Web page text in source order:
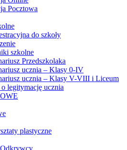
Pocztowa
do szkoły
szkolne
Przedszkolaka
ucznia – Klasy 0-IV
ucznia – Klasy V-VIII i Liceum
legitymację ucznia
plastyczne